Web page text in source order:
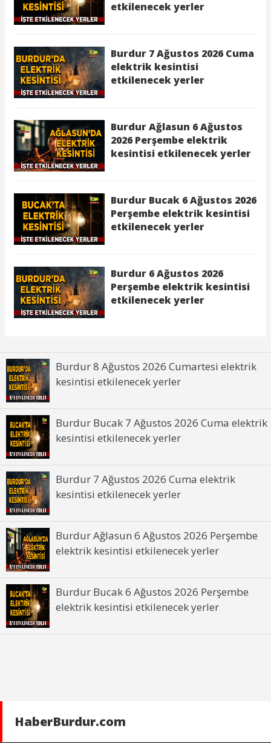
Burdur 8 Ağustos 2026 Cumartesi elektrik
kesintisi etkilenecek yerler
Burdur Bucak 7 Ağustos 2026 Cuma elektrik
kesintisi etkilenecek yerler
Burdur 7 Ağustos 2026 Cuma elektrik
kesintisi etkilenecek yerler
Burdur Ağlasun 6 Ağustos 2026 Perşembe
elektrik kesintisi etkilenecek yerler
Burdur Bucak 6 Ağustos 2026 Perşembe
elektrik kesintisi etkilenecek yerler
HaberBurdur.com